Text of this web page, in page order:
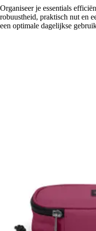
Organiseer je essentials
robuustheid, praktisch nut en
een optimale dagelijkse